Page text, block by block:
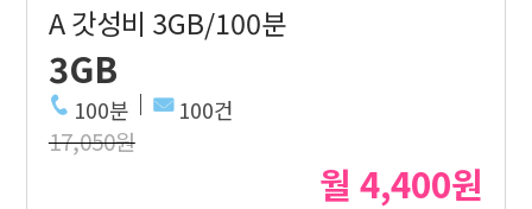
A 갓성비 3GB/100분
3GB
100분 100건
17,050원
월 4,400원